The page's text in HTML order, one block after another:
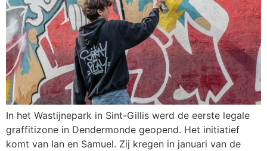
In het Wastijnepark in Sint-Gillis werd de eerste legale
graffitizone in Dendermonde geopend. Het initiatief
komt van Ian en Samuel. Zij kregen in januari van de